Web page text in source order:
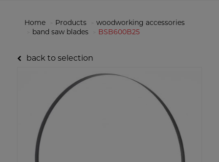
Home Products
woodworking accessories
band saw blades
BSB600B25
back to selection